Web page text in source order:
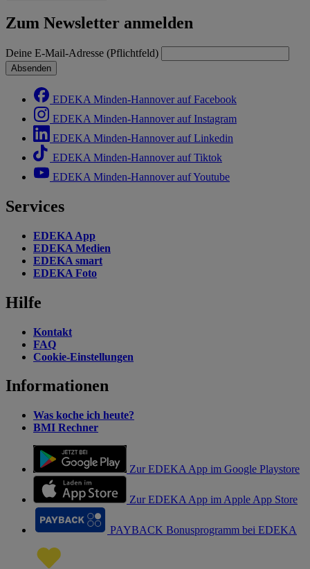
Zum Newsletter anmelden
Deine E-Mail-Adresse (Pflichtfeld)
Absenden
EDEKA Minden-Hannover auf Facebook
EDEKA Minden-Hannover auf Instagram
EDEKA Minden-Hannover auf Linkedin
EDEKA Minden-Hannover auf Tiktok
EDEKA Minden-Hannover auf Youtube
Services
EDEKA App
EDEKA Medien
EDEKA smart
EDEKA Foto
Hilfe
Kontakt
FAQ
Cookie-Einstellungen
Informationen
Was koche ich heute?
BMI Rechner
Zur EDEKA App im Google Playstore
Zur EDEKA App im Apple App Store
PAYBACK Bonusprogramm bei EDEKA